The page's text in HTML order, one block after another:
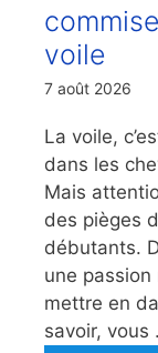
voile
7 août 2026
La voile,
dans les
Mais
des pièges
débutants.
une
mettre en
savoir, vous